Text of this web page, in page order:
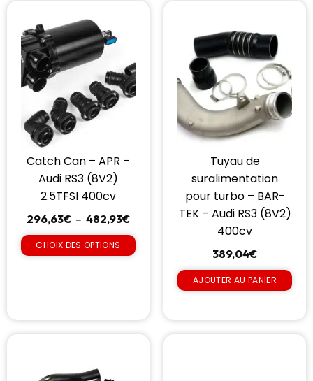
Catch Can – APR –
Audi RS3 (8V2)
2.5TFSI 400cv
296,63€ – 482,93€
CHOIX DES OPTIONS
Tuyau de
suralimentation
pour turbo – BAR-
TEK – Audi RS3 (8V2)
400cv
389,04€
AJOUTER AU PANIER